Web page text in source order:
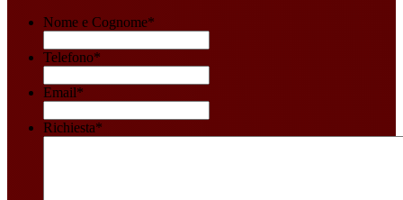
Nome e Cognome*
Telefono*
Email*
Richiesta*